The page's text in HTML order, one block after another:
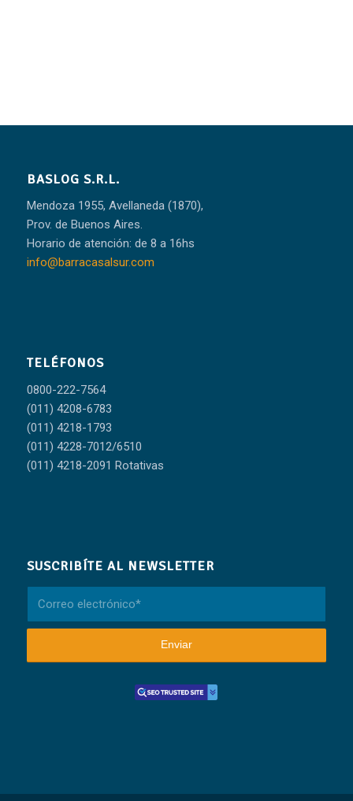
BASLOG S.R.L.
Mendoza 1955, Avellaneda (1870),
Prov. de Buenos Aires.
Horario de atención: de 8 a 16hs
info@barracasalsur.com
TELÉFONOS
0800-222-7564
(011) 4208-6783
(011) 4218-1793
(011) 4228-7012/6510
(011) 4218-2091 Rotativas
SUSCRIBÍTE AL NEWSLETTER